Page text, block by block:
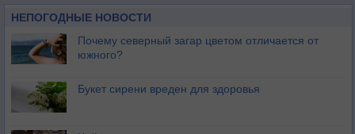
НЕПОГОДНЫЕ НОВОСТИ
Почему северный загар цветом отличается от
южного?
Букет сирени вреден для здоровья